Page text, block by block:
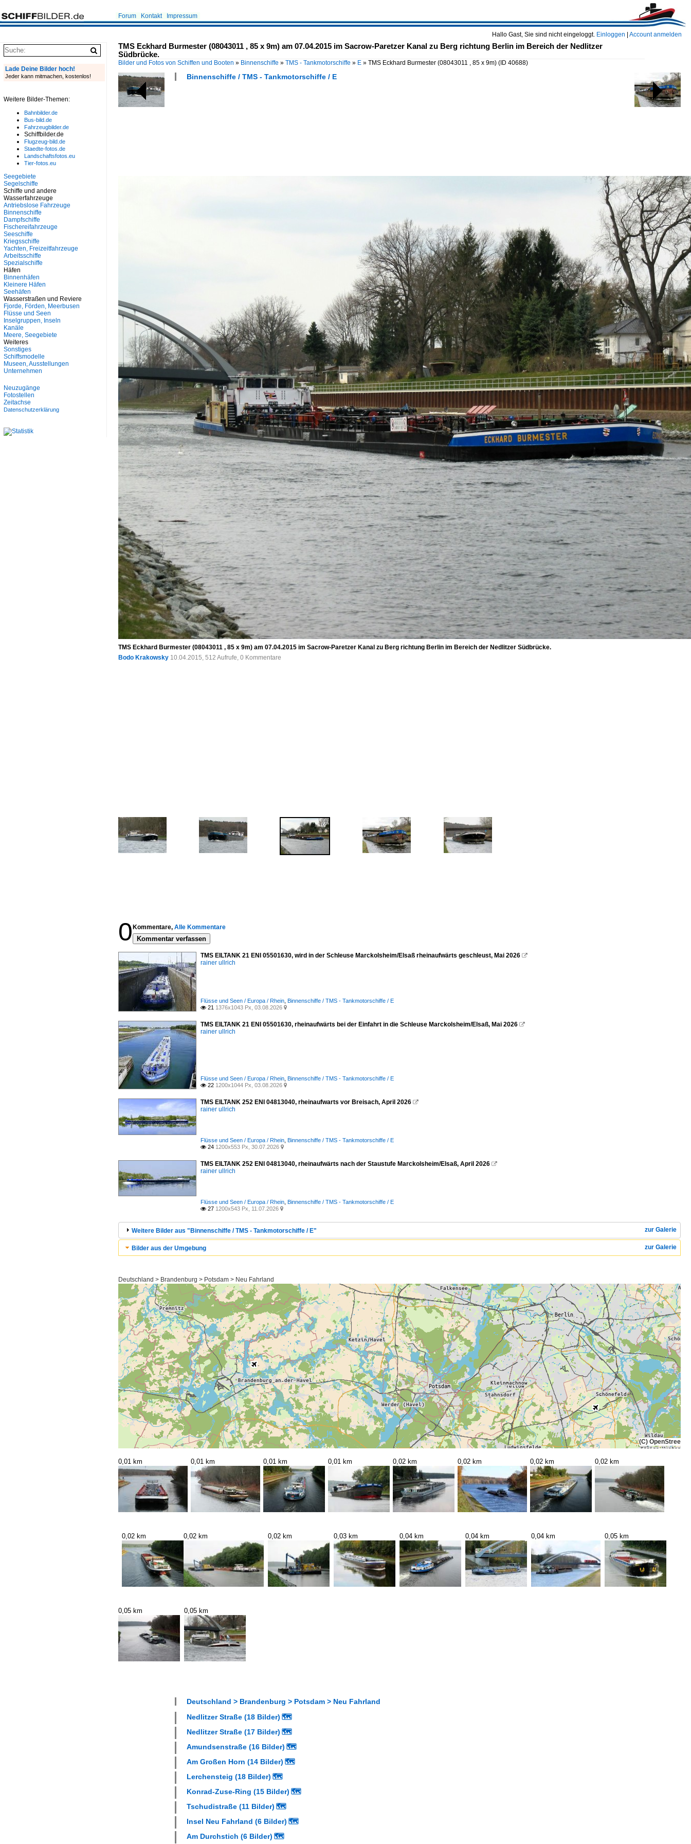
Hallo Gast, Sie sind nicht eingeloggt. Einloggen Account anmelden
Forum Kontakt Impressum
TMS Eckhard Burmester (08043011 , 85 x 9m) am 07.04.2015 im Sacrow-Paretzer Kanal zu Berg richtung Berlin im Bereich der Nedlitzer
Südbrücke.
Bilder und Fotos von Schiffen und Booten » Binnenschiffe » TMS - Tankmotorschiffe » E » TMS Eckhard Burmester (08043011 , 85 x 9m) (ID 40688)
Binnenschiffe / TMS - Tankmotorschiffe / E
TMS Eckhard Burmester (08043011 , 85 x 9m) am 07.04.2015 im Sacrow-Paretzer Kanal zu Berg richtung Berlin im Bereich der Nedlitzer Südbrücke.
Bodo Krakowsky 10.04.2015, 512 Aufrufe, 0 Kommentare
0 Kommentare, Alle Kommentare
Kommentar verfassen
TMS EILTANK 21 ENI 05501630, wird in der Schleuse Marckolsheim/Elsaß rheinaufwärts geschleust, Mai 2026 
rainer ullrich
Flüsse und Seen / Europa / Rhein Binnenschiffe / TMS - Tankmotorschiffe / E
 21 1376x1043 Px, 03.08.2026 
TMS EILTANK 21 ENI 05501630, rheinaufwärts bei der Einfahrt in die Schleuse Marckolsheim/Elsaß, Mai 2026 
rainer ullrich
Flüsse und Seen / Europa / Rhein Binnenschiffe / TMS - Tankmotorschiffe / E
 22 1200x1044 Px, 03.08.2026 
TMS EILTANK 252 ENI 04813040, rheinaufwarts vor Breisach, April 2026 
rainer ullrich
Flüsse und Seen / Europa / Rhein Binnenschiffe / TMS - Tankmotorschiffe / E
 24 1200x553 Px, 30.07.2026 
TMS EILTANK 252 ENI 04813040, rheinaufwärts nach der Staustufe Marckolsheim/Elsaß, April 2026 
rainer ullrich
Flüsse und Seen / Europa / Rhein Binnenschiffe / TMS - Tankmotorschiffe / E
 27 1200x543 Px, 11.07.2026 
zur Galerie
Weitere Bilder aus "Binnenschiffe / TMS - Tankmotorschiffe / E"
zur Galerie
Bilder aus der Umgebung
Deutschland > Brandenburg > Potsdam > Neu Fahrland
(C)
0,01 km 0,01 km 0,01 km 0,01 km 0,02 km 0,02 km 0,02 km 0,02 km
0,02 km 0,02 km 0,02 km 0,03 km 0,04 km 0,04 km 0,04 km 0,05 km
0,05 km 0,05 km
Deutschland > Brandenburg > Potsdam > Neu Fahrland
Nedlitzer Straße (18 Bilder) 🗺
Nedlitzer Straße (17 Bilder) 🗺
Amundsenstraße (16 Bilder) 🗺
Am Großen Horn (14 Bilder) 🗺
Lerchensteig (18 Bilder) 🗺
Konrad-Zuse-Ring (15 Bilder) 🗺
Tschudistraße (11 Bilder) 🗺
Insel Neu Fahrland (6 Bilder) 🗺
Am Durchstich (6 Bilder) 🗺
Lade Deine Bilder hoch!
Jeder kann mitmachen, kostenlos!
Weitere Bilder-Themen:
Bahnbilder.de
Bus-bild.de
Fahrzeugbilder.de
Schiffbilder.de
Flugzeug-bild.de
Staedte-fotos.de
Landschaftsfotos.eu
Tier-fotos.eu
Seegebiete
Segelschiffe
Schiffe und andere
Wasserfahrzeuge
Antriebslose Fahrzeuge
Binnenschiffe
Dampfschiffe
Fischereifahrzeuge
Seeschiffe
Kriegsschiffe
Yachten, Freizeitfahrzeuge
Arbeitsschiffe
Spezialschiffe
Häfen
Binnenhäfen
Kleinere Häfen
Seehäfen
Wasserstraßen und Reviere
Fjorde, Förden, Meerbusen
Flüsse und Seen
Inselgruppen, Inseln
Kanäle
Meere, Seegebiete
Weiteres
Sonstiges
Schiffsmodelle
Museen, Ausstellungen
Unternehmen
Neuzugänge
Fotostellen
Zeitachse
Datenschutzerklärung